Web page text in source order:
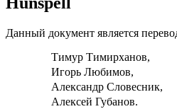
Данный документ является
Тимур Тимирханов,
Игорь Любимов,
Александр Словесник,
Алексей Губанов.